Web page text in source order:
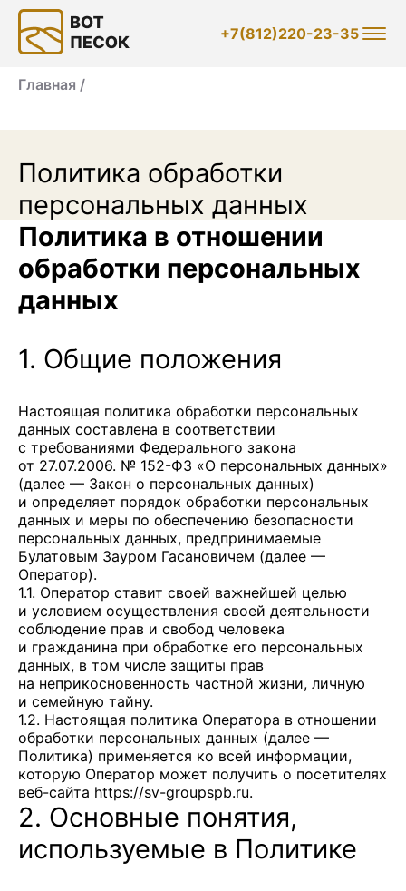
+7(812)220-23-35
Главная /
Политика обработки
персональных данных
Политика в отношении
обработки персональных
данных
1. Общие положения
Настоящая политика обработки персональных
данных составлена в соответствии
с требованиями Федерального закона
от 27.07.2006. № 152-ФЗ «О персональных данных»
(далее — Закон о персональных данных)
и определяет порядок обработки персональных
данных и меры по обеспечению безопасности
персональных данных, предпринимаемые
Булатовым Зауром Гасановичем (далее —
Оператор).
1.1. Оператор ставит своей важнейшей целью
и условием осуществления своей деятельности
соблюдение прав и свобод человека
и гражданина при обработке его персональных
данных, в том числе защиты прав
на неприкосновенность частной жизни, личную
и семейную тайну.
1.2. Настоящая политика Оператора в отношении
обработки персональных данных (далее —
Политика) применяется ко всей информации,
которую Оператор может получить о посетителях
веб-сайта https://sv-groupspb.ru.
2. Основные понятия,
используемые в Политике